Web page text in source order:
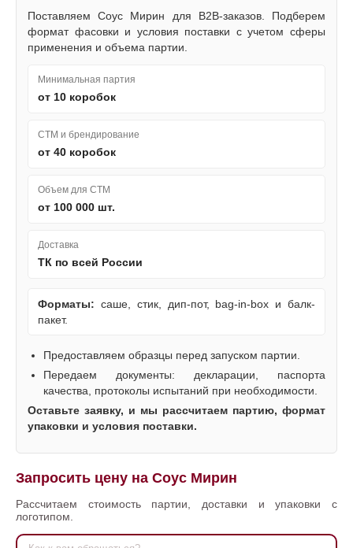
Поставляем Соус Мирин для B2B-заказов. Подберем
формат фасовки и условия поставки с учетом сферы
применения и объема партии.
Минимальная партия
от 10 коробок
СТМ и брендирование
от 40 коробок
Объем для СТМ
от 100 000 шт.
Доставка
ТК по всей России
Форматы: саше, стик, дип-пот, bag-in-box и балк-
пакет.
Предоставляем образцы перед запуском партии.
Передаем документы: декларации, паспорта
качества, протоколы испытаний при необходимости.
Оставьте заявку, и мы рассчитаем партию, формат
упаковки и условия поставки.
Запросить цену на Соус Мирин
Рассчитаем стоимость партии, доставки и упаковки с
логотипом.